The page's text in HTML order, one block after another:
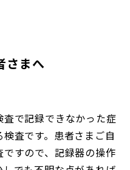
さまへ
で記録できなかった症
査です。患者さまご自
すので、記録器の操作